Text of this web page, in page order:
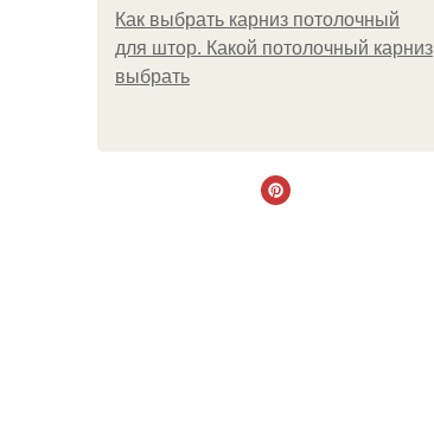
Как выбрать карниз потолочный
для штор. Какой потолочный карниз
выбрать